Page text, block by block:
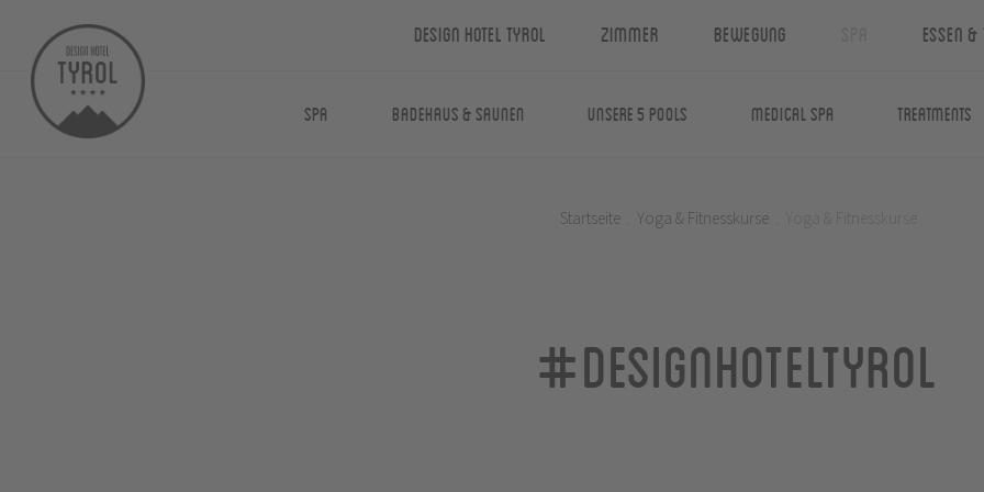
Design Hotel Tyrol Zimmer Bewegung Essen
Spa Badehaus & Saunen Unsere 5 Pools Medical Spa Treatments
Startseite Yoga & Fitnesskurse
#designhoteltyrol